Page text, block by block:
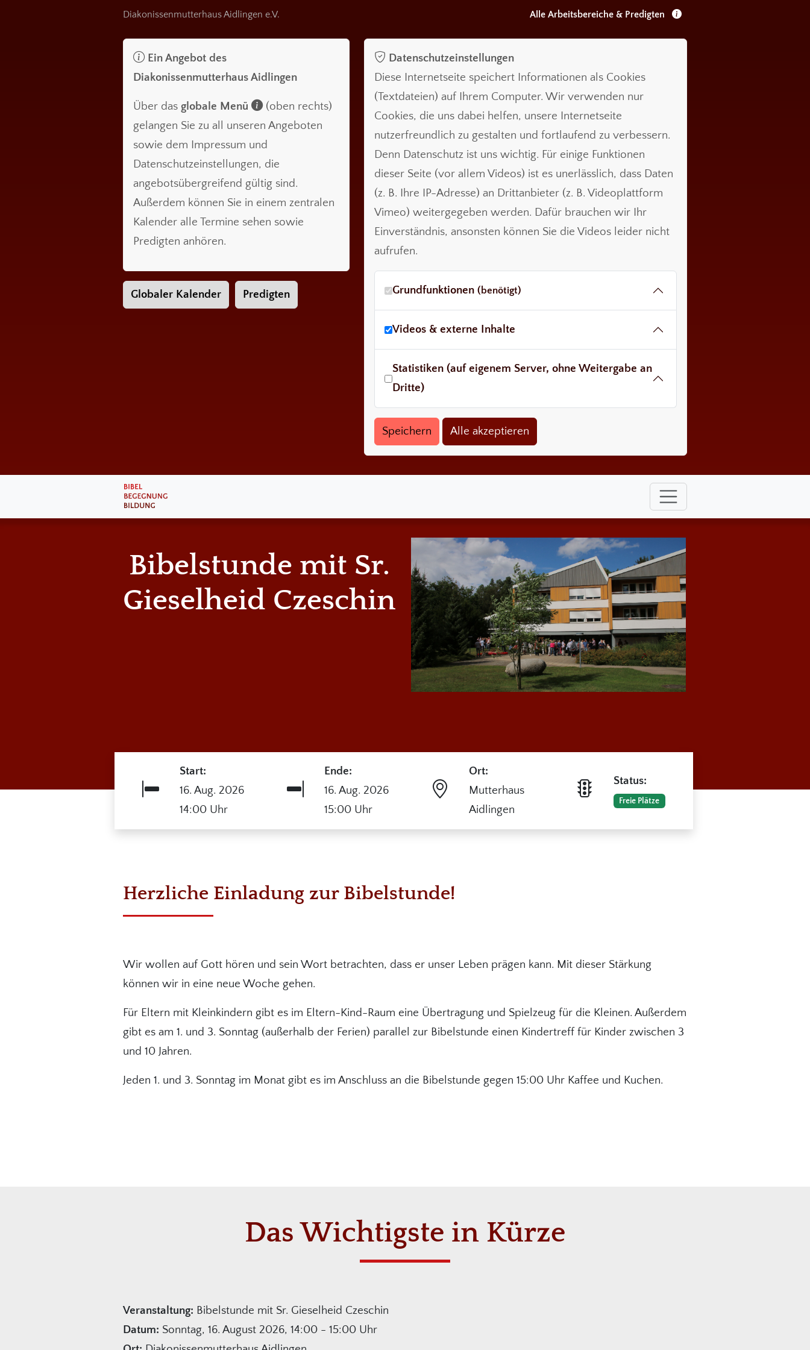
Diakonissenmutterhaus Aidlingen e.V. Alle Arbeitsbereiche & Predigten
Ein Angebot des
Diakonissenmutterhaus Aidlingen
Über das globale Menü
(oben rechts)
gelangen Sie zu all unseren Angeboten
sowie dem Impressum und
Datenschutzeinstellungen, die
angebotsübergreifend gültig sind.
Außerdem können Sie in einem zentralen
Kalender alle Termine sehen sowie
Predigten anhören.
Globaler Kalender Predigten
Datenschutzeinstellungen
Diese Internetseite speichert Informationen als Cookies
(Textdateien) auf Ihrem Computer. Wir verwenden nur
Cookies, die uns dabei helfen, unsere Internetseite
nutzerfreundlich zu gestalten und fortlaufend zu verbessern.
Denn Datenschutz ist uns wichtig. Für einige Funktionen
dieser Seite (vor allem Videos) ist es unerlässlich, dass Daten
(z. B. Ihre IP-Adresse) an Drittanbieter (z. B. Videoplattform
Vimeo) weitergegeben werden. Dafür brauchen wir Ihr
Einverständnis, ansonsten können Sie die Videos leider nicht
aufrufen.
Grundfunktionen (benötigt)
Videos & externe Inhalte
Statistiken (auf eigenem Server, ohne Weitergabe an
Dritte)
Bibelstunde mit Sr.
Gieselheid Czeschin
Start:
16. Aug. 2026
14:00 Uhr
Ende:
16. Aug. 2026
15:00 Uhr
Ort:
Mutterhaus
Aidlingen
Status:
Freie Plätze
Herzliche Einladung zur Bibelstunde!
Wir wollen auf Gott hören und sein Wort betrachten, dass er unser Leben prägen kann. Mit dieser Stärkung
können wir in eine neue Woche gehen.
Für Eltern mit Kleinkindern gibt es im Eltern-Kind-Raum eine Übertragung und Spielzeug für die Kleinen. Außerdem
gibt es am 1. und 3. Sonntag (außerhalb der Ferien) parallel zur Bibelstunde einen Kindertreff für Kinder zwischen 3
und 10 Jahren.
Jeden 1. und 3. Sonntag im Monat gibt es im Anschluss an die Bibelstunde gegen 15:00 Uhr Kaffee und Kuchen.
Das Wichtigste in Kürze
Veranstaltung: Bibelstunde mit Sr. Gieselheid Czeschin
Datum: Sonntag, 16. August 2026, 14:00 - 15:00 Uhr